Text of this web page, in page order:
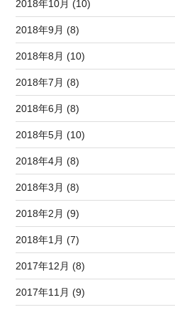
2018年10月 (10)
2018年9月 (8)
2018年8月 (10)
2018年7月 (8)
2018年6月 (8)
2018年5月 (10)
2018年4月 (8)
2018年3月 (8)
2018年2月 (9)
2018年1月 (7)
2017年12月 (8)
2017年11月 (9)